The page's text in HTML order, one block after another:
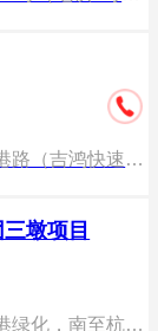
）与西园七路（规划中）交汇处
墩项目
份经济合作社用地，西至紫宣路，北至灯彩街。